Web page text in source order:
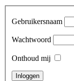
Gebruikersnaam
Wachtwoord
Onthoud mij